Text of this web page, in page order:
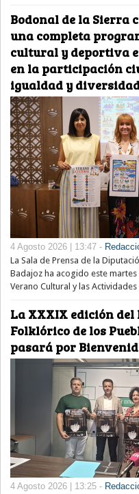
Bodonal de la Sierra
una completa
cultural y deportiva
en la participación
igualdad y
4 Agosto 2026 | 13:47 -
La Sala de Prensa de la
Badajoz ha acogido este martes
Verano Cultural y las
La XXXIX edición
Folklórico de los
pasará por
4 Agosto 2026 | 13:25 -